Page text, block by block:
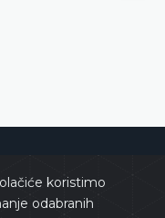
koristimo
odabranih